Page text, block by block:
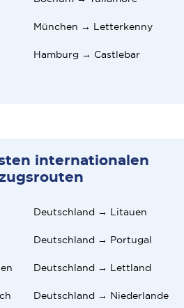
München → Letterkenny
Hamburg → Castlebar
internationalen
Deutschland → Litauen
Deutschland → Portugal
Deutschland → Lettland
Deutschland → Niederlande